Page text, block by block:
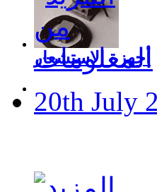
أجهزة الاستشعار
20th July